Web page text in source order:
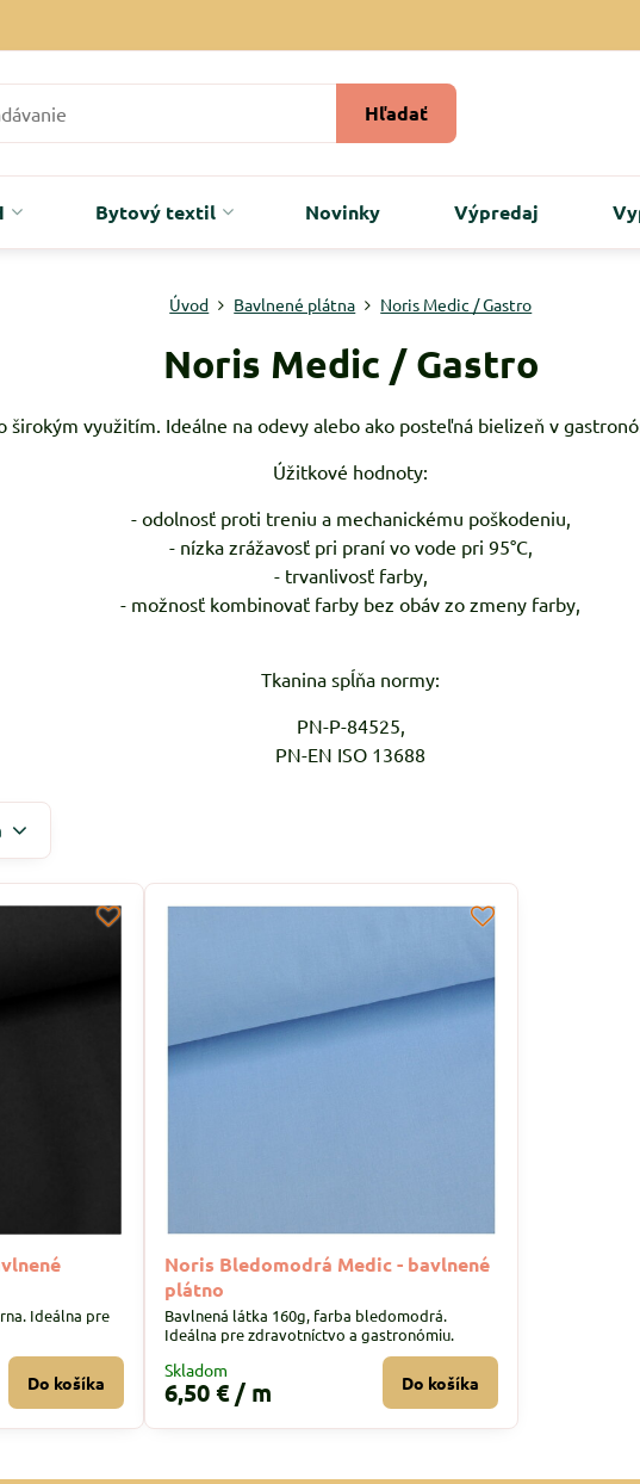
Hľadať
Bytový textil Novinky Výpredaj
Úvod Bavlnené plátna Noris Medic / Gastro
Noris Medic / Gastro
širokým využitím. Ideálne na odevy alebo ako posteľná bielizeň v
Úžitkové hodnoty:
- odolnosť proti treniu a mechanickému poškodeniu,
- nízka zrážavosť pri praní vo vode pri 95°C,
- trvanlivosť farby,
- možnosť kombinovať farby bez obáv zo zmeny farby,
Tkanina spĺňa normy:
PN-P-84525,
PN-EN ISO 13688
Ideálna pre
Do košíka
Noris Bledomodrá Medic - bavlnené
plátno
Bavlnená látka 160g, farba bledomodrá.
Ideálna pre zdravotníctvo a gastronómiu.
Skladom
6,50 €/ m Do košíka